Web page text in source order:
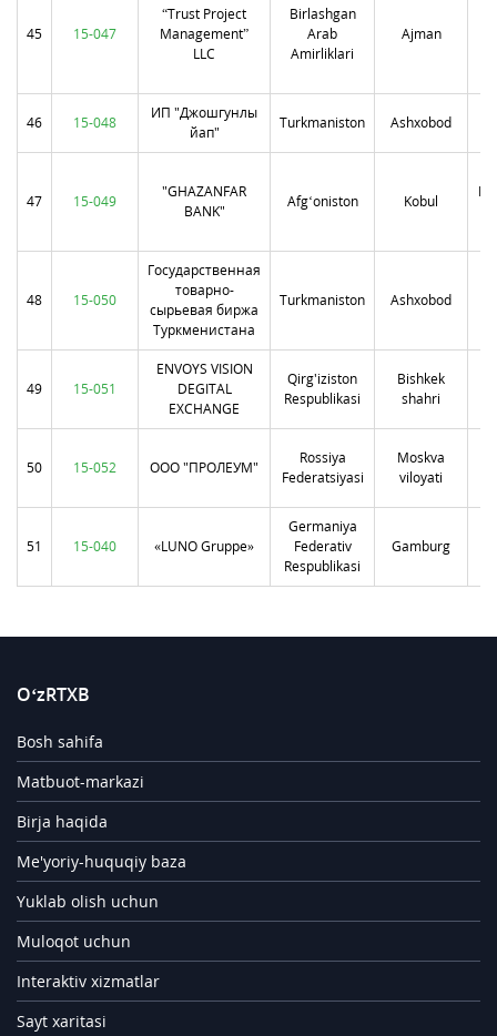
45 15-047
“Trust Project
Management”
LLC
Birlashgan
Arab
Amirliklari
Ajman
46 15-048
ИП "Джошгунлы
йап"
Turkmaniston Ashxobod
47 15-049
"GHAZANFAR
BANK"
Afgʻoniston Kobul
48 15-050
Государственная
товарно-
сырьевая биржа
Туркменистана
Turkmaniston Ashxobod
49 15-051
ENVOYS VISION
DEGITAL
EXCHANGE
Qirg'iziston
Respublikasi
Bishkek
shahri
50 15-052 ООО "ПРОЛЕУМ"
Rossiya
Federatsiyasi
Moskva
viloyati
51 15-040 «LUNO Gruppe»
Germaniya
Federativ
Respublikasi
Gamburg
O‘zRTXB
Bosh sahifa
Matbuot-markazi
Birja haqida
Me'yoriy-huquqiy baza
Yuklab olish uchun
Muloqot uchun
Interaktiv xizmatlar
Sayt xaritasi